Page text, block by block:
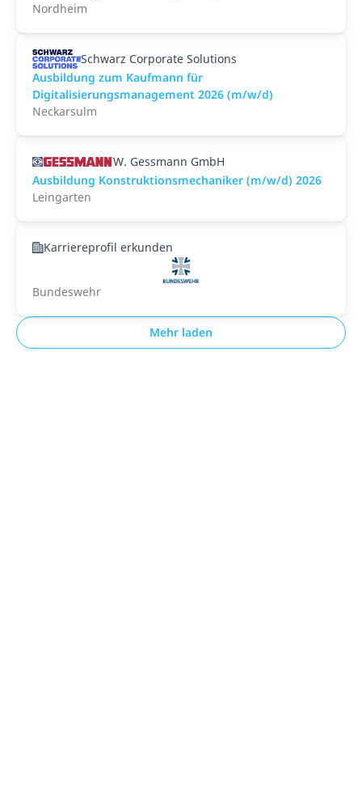
Nordheim
Schwarz Corporate Solutions
Ausbildung zum Kaufmann für
Digitalisierungsmanagement 2026 (m/w/d)
Neckarsulm
W. Gessmann GmbH
Ausbildung Konstruktionsmechaniker (m/w/d) 2026
Leingarten
Karriereprofil erkunden
Bundeswehr
Mehr laden